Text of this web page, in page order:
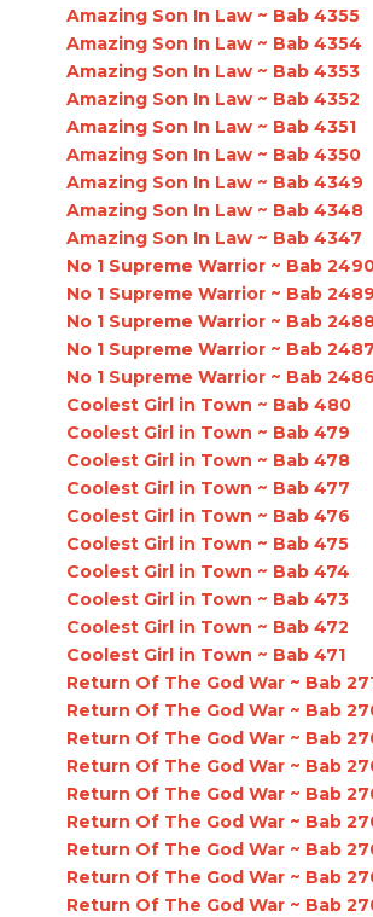
Amazing Son In Law ~ Bab 4355
Amazing Son In Law ~ Bab 4354
Amazing Son In Law ~ Bab 4353
Amazing Son In Law ~ Bab 4352
Amazing Son In Law ~ Bab 4351
Amazing Son In Law ~ Bab 4350
Amazing Son In Law ~ Bab 4349
Amazing Son In Law ~ Bab 4348
Amazing Son In Law ~ Bab 4347
No 1 Supreme Warrior ~ Bab
No 1 Supreme Warrior ~ Bab 2489
No 1 Supreme Warrior ~ Bab
No 1 Supreme Warrior ~ Bab 2487
No 1 Supreme Warrior ~ Bab 2486
Coolest Girl in Town ~ Bab 480
Coolest Girl in Town ~ Bab 479
Coolest Girl in Town ~ Bab 478
Coolest Girl in Town ~ Bab 477
Coolest Girl in Town ~ Bab 476
Coolest Girl in Town ~ Bab 475
Coolest Girl in Town ~ Bab 474
Coolest Girl in Town ~ Bab 473
Coolest Girl in Town ~ Bab 472
Coolest Girl in Town ~ Bab 471
Return Of The God War ~ Bab
Return Of The God War ~ Bab
Return Of The God War ~ Bab
Return Of The God War ~ Bab
Return Of The God War ~ Bab
Return Of The God War ~ Bab
Return Of The God War ~ Bab
Return Of The God War ~ Bab
Return Of The God War ~ Bab